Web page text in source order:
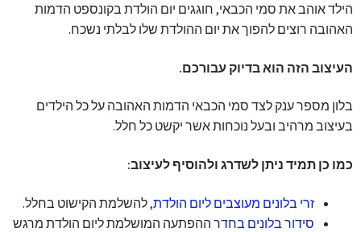
הילד אוהב את סמי הכבאי, חוגגים יום הולדת בקונספט הדמות
האהובה רוצים להפוך את יום ההולדת שלו לבלתי נשכח.
העיצוב הזה הוא בדיוק עבורכם.
בלון מספר ענק לצד סמי הכבאי הדמות האהובה על כל הילדים
בעיצוב מרהיב ובעל נוכחות אשר יקשט כל חלל.
כמו כן תמיד ניתן לשדרג ולהוסיף לעיצוב:
זרי בלונים מעוצבים ליום הולדת, להשלמת הקישוט בחלל.
סידור בלונים בחדר ההפתעה המושלמת ליום הולדת מרגש